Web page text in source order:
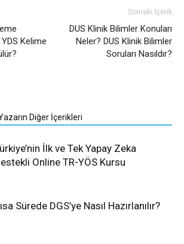
Kelime
Sonraki İçerik
DUS Klinik Bilimler Konuları
Neler? DUS Klinik Bilimler
Soruları Nasıldır?
Diğer İçerikleri
İlk ve Tek Yapay Zeka
Online TR-YÖS Kursu
Sürede DGS’ye Nasıl Hazırlanılır?